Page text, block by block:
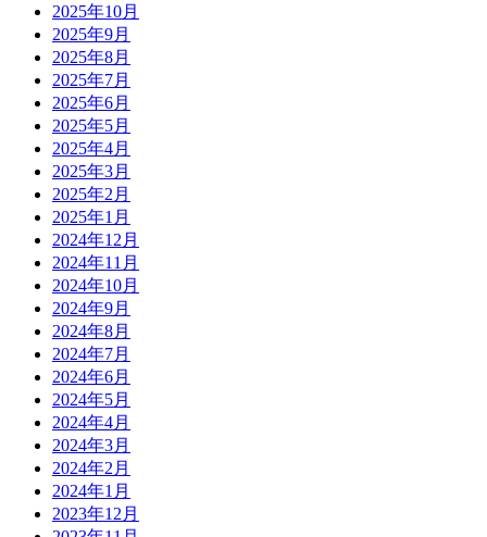
2025年10月
2025年9月
2025年8月
2025年7月
2025年6月
2025年5月
2025年4月
2025年3月
2025年2月
2025年1月
2024年12月
2024年11月
2024年10月
2024年9月
2024年8月
2024年7月
2024年6月
2024年5月
2024年4月
2024年3月
2024年2月
2024年1月
2023年12月